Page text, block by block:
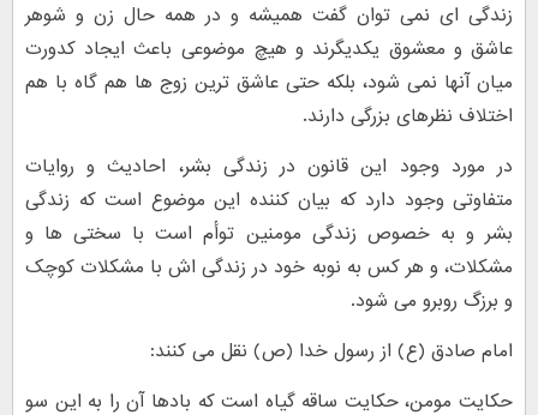
زندگی ای نمی توان گفت همیشه و در همه حال زن و شوهر
عاشق و معشوق یکدیگرند و هیچ موضوعی باعث ایجاد کدورت
میان آنها نمی شود، بلکه حتی عاشق ترین زوج ها هم گاه با هم
اختلاف نظرهای بزرگی دارند.
در مورد وجود این قانون در زندگی بشر، احادیث و روایات
متفاوتی وجود دارد که بیان کننده این موضوع است که زندگی
بشر و به خصوص زندگی مومنین توأم است با سختی ها و
مشکلات، و هر کس به نوبه خود در زندگی اش با مشکلات کوچک
و برزگ روبرو می شود.
امام صادق (ع) از رسول خدا (ص) نقل می کنند:
حکایت مومن، حکایت ساقه گیاه است که بادها آن را به این سو